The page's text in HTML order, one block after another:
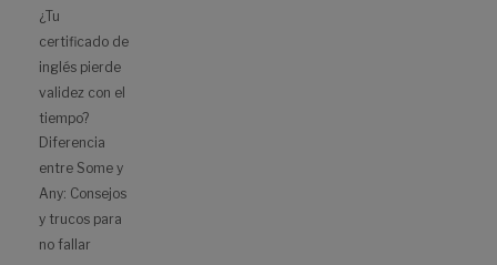
¿Tu
certificado de
inglés pierde
validez con el
tiempo?
Diferencia
entre Some y
Any: Consejos
y trucos para
no fallar